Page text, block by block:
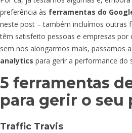
preferência às ferramentas do
neste post – também incluímos outras
têm satisfeito pessoas e empresas por
sem nos alongarmos mais, passamos
analytics para gerir a performance do
5 ferramentas
para gerir o seu
Traffic Travis